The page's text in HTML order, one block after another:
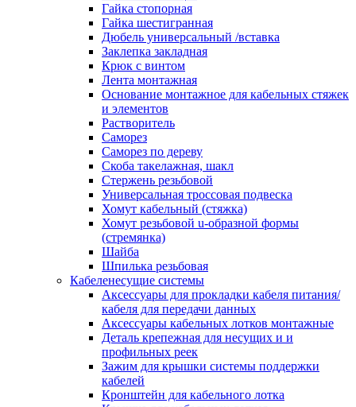
Рамка для ввода настенного
канала в стену/потолок/щит
Соединитель на стык для
кабель-канала
Соединитель/накладка на стык для
кабель-канала
Угол внешний для кабель-канала
Угол внешний для настенного
канала
Угол т-образный для кабель-
Колодки клеммные
Аксессуары для клеммной
Колодка заземления клеммная
Нулевая шина
Одно-многополюсная клеммная
разделительная для клеммной
Проходная клеммная колодка
Торцевая клемма клеммной
Короба кабельные
Короб распределительный
Материал монтажный
Держатель кабельный зажимной
Зажим балочный
Зажим/клипса для крепления труб
Гайка стопорная
Гайка шестигранная
Дюбель универсальный /вставка
Заклепка закладная
Крюк с винтом
Лента монтажная
Основание монтажное для кабельных стяжек
и элементов
Растворитель
Саморез
Саморез по дереву
Скоба такелажная, шакл
Стержень резьбовой
Универсальная троссовая подвеска
Хомут кабельный (стяжка)
Хомут резьбовой u-образной формы
(стремянка)
Шайба
Шпилька резьбовая
Кабеленесущие системы
Аксессуары для прокладки кабеля питания/
кабеля для передачи данных
Аксессуары кабельных лотков монтажные
Деталь крепежная для несущих и и
профильных реек
Зажим для крышки системы поддержки
кабелей
Кронштейн для кабельного лотка